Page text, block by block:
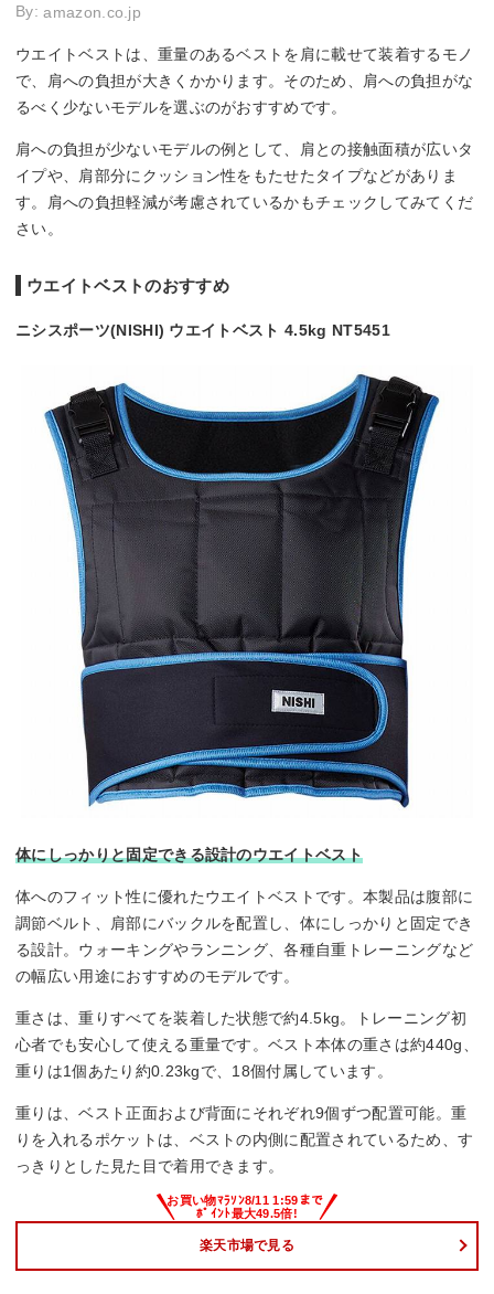
By:amazon.co.jp
ウエイトベストは、重量のあるベストを肩に載せて装着するモノ
で、肩への負担が大きくかかります。そのため、肩への負担がな
るべく少ないモデルを選ぶのがおすすめです。
肩への負担が少ないモデルの例として、肩との接触面積が広いタ
イプや、肩部分にクッション性をもたせたタイプなどがありま
す。肩への負担軽減が考慮されているかもチェックしてみてくだ
さい。
ウエイトベストのおすすめ
ニシスポーツ(NISHI) ウエイトベスト 4.5kg NT5451
体にしっかりと固定できる設計のウエイトベスト
体へのフィット性に優れたウエイトベストです。本製品は腹部に
調節ベルト、肩部にバックルを配置し、体にしっかりと固定でき
る設計。ウォーキングやランニング、各種自重トレーニングなど
の幅広い用途におすすめのモデルです。
重さは、重りすべてを装着した状態で約4.5kg。トレーニング初
心者でも安心して使える重量です。ベスト本体の重さは約440g、
重りは1個あたり約0.23kgで、18個付属しています。
重りは、ベスト正面および背面にそれぞれ9個ずつ配置可能。重
りを入れるポケットは、ベストの内側に配置されているため、す
っきりとした見た目で着用できます。
楽天市場で見る